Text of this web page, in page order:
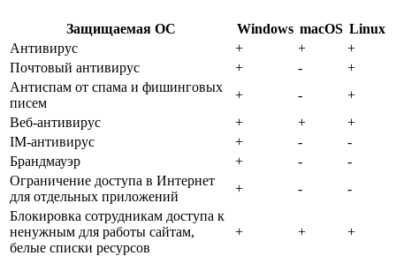
Защищаемая ОС Windows macOS Linux
Антивирус
+ +
+
Почтовый антивирус
+ -
+
Антиспам от спама и фишинговых
писем
+ -
+
Веб-антивирус
+ +
+
IM-антивирус
+ -
-
Брандмауэр
+ -
-
Ограничение доступа в Интернет
для отдельных приложений
+ -
-
Блокировка сотрудникам доступа к
ненужным для работы сайтам,
белые списки ресурсов
+ + +